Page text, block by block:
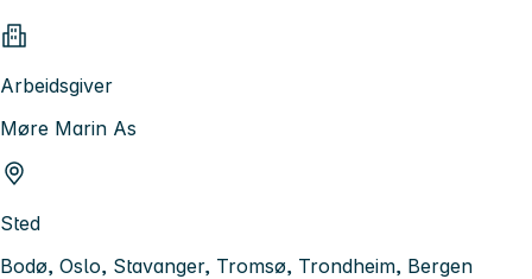
Arbeidsgiver
Møre Marin As
Sted
Bodø, Oslo, Stavanger, Tromsø, Trondheim, Bergen